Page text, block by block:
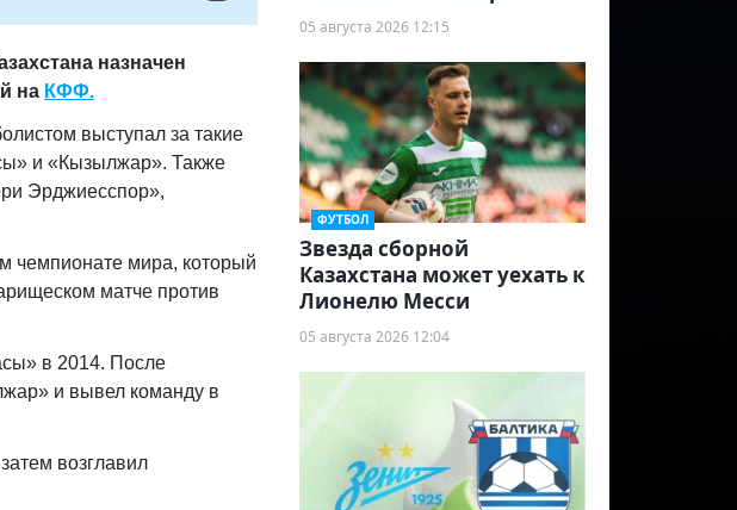
назначен
на КФФ.
выступал за такие
и «Кызылжар». Также
Эрджиесспор»,
чемпионате мира, который
матче против
в 2014. После
и вывел команду в
возглавил
05 августа 2026 12:15
ФУТБОЛ
Звезда сборной
Казахстана может уехать к
Лионелю Месси
05 августа 2026 12:04